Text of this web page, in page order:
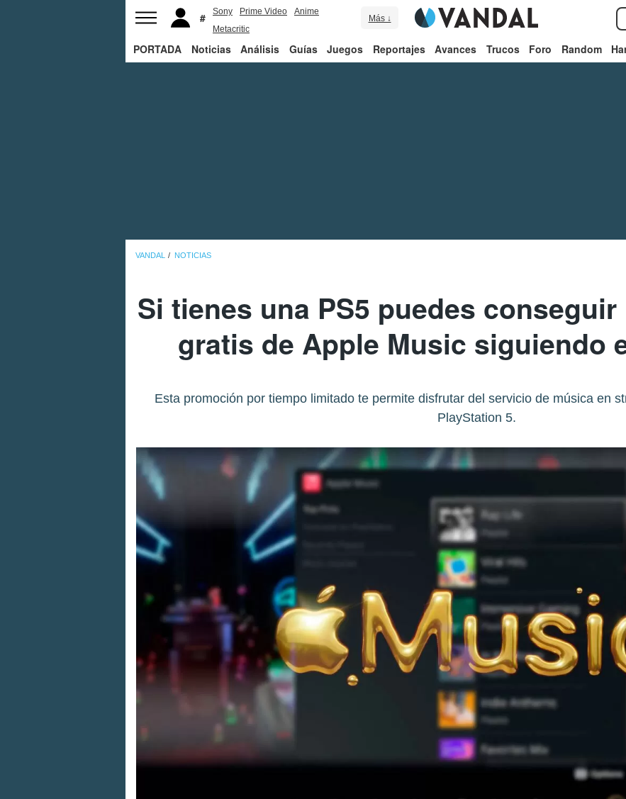
Sony Prime Video
Anime
Metacritic
Más ↓
PORTADA Noticias Análisis Guías Juegos Reportajes Avances Trucos Foro Random
VANDAL NOTICIAS
Si tienes una PS5 puedes
gratis de Apple Music siguiendo
Esta promoción por tiempo limitado te permite disfrutar del servicio de música en
PlayStation 5.